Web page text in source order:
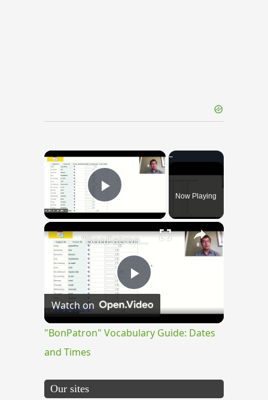
×
Play VideoNow Playing
×
Play
Video
"BonPatron" Vocabulary Guide: Dates and Times
Watch on
"BonPatron" Vocabulary Guide: Dates
and Times
Our sites